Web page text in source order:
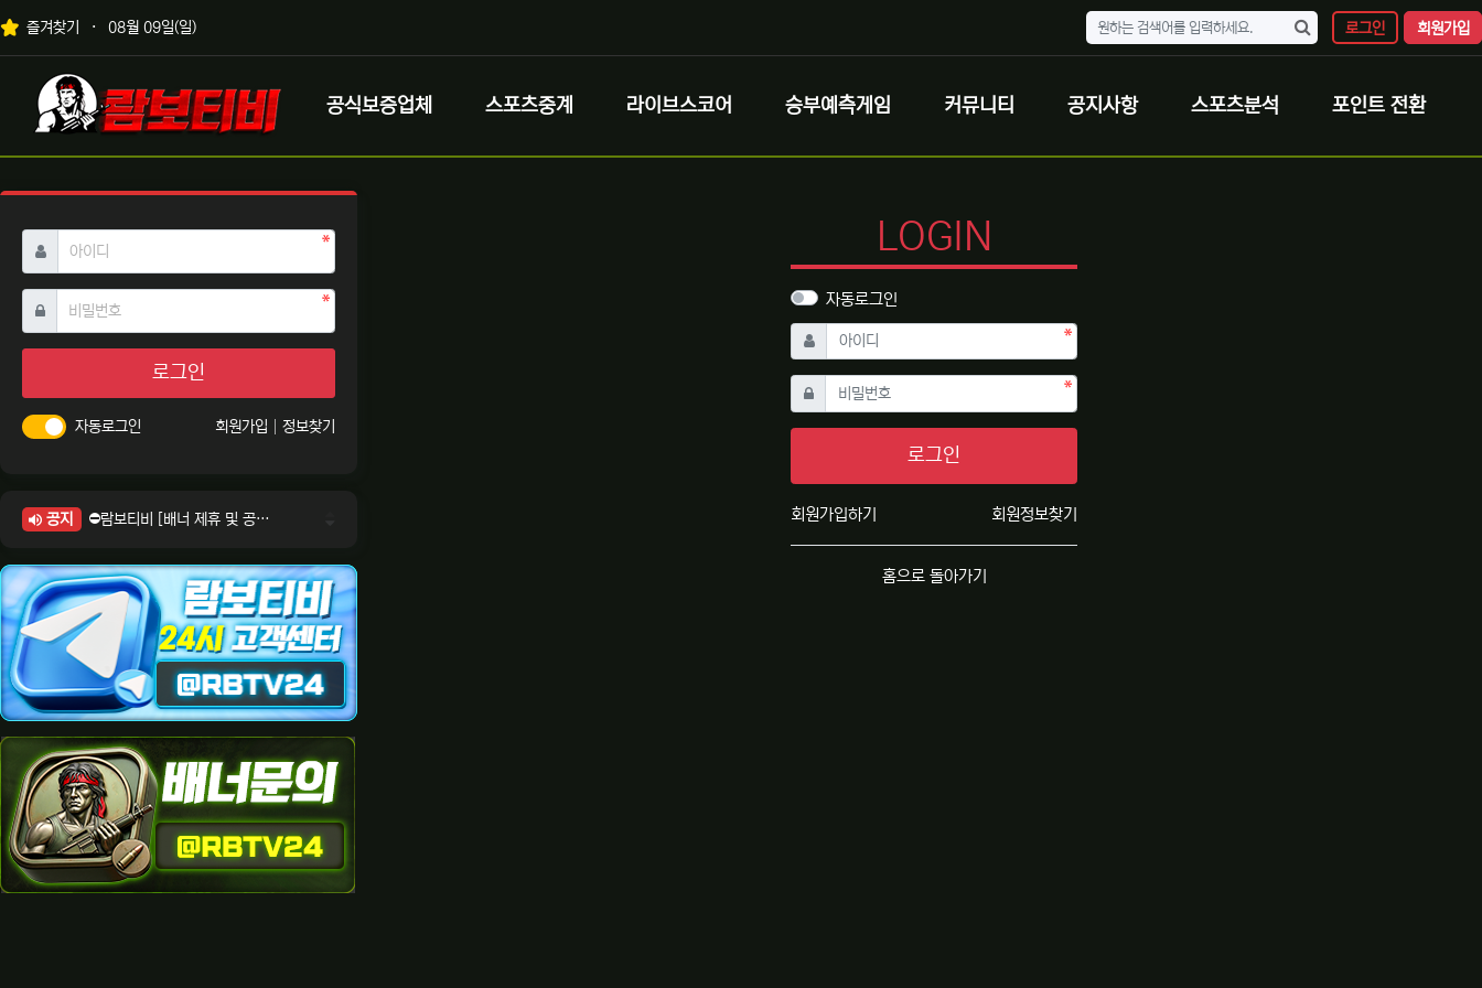
상단 네비
즐겨찾기 08월 09일(일) 로그인 회원가입
메인 메뉴
로고
공식보증업체 스포츠중계 라이브스코어 승부예측게임 커뮤니티 공지사항 스포츠분석 포인트 전환
LOGIN
자동로그인
아이디
필수
비밀번호필수
로그인
회원가입하기 회원정보찾기
홈으로 돌아가기
아이디 필수
비밀번호필수
로그인
자동로그인 회원가입 정보찾기
공지
⛔람보티비 [배너 제휴 및 공식 입점 문의 안내]
⛔람보티비 [정회원 등급UP! 안내사항]
⛔람보티비 [채팅방 이용시 주의사항]
⛔람보티비 [공식보증업체 안내]